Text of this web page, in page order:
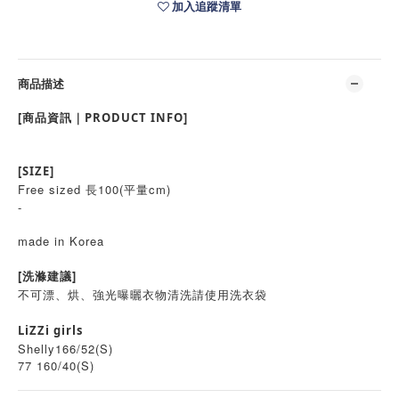
加入追蹤清單
商品描述
[商品資訊｜PRODUCT INFO]
[SIZE]
Free sized 長100(平量cm)
-
made in Korea
[洗滌建議]
不可漂、烘、強光曝曬衣物清洗請使用洗衣袋
LiZZi girls
Shelly166/52(S)
77 160/40(S)